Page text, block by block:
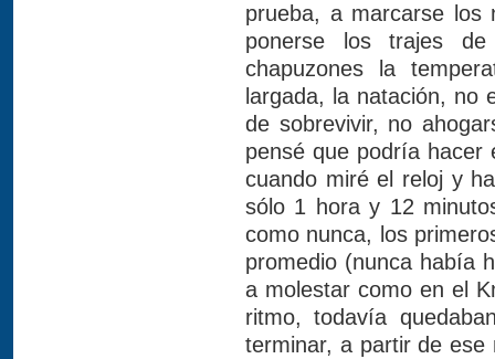
prueba, a marcarse los
ponerse los trajes
chapuzones la
largada, la natación, no
de sobrevivir, no
pensé que podría hacer
cuando miré el reloj y
sólo 1 hora y 12
como nunca, los
promedio (nunca había
a molestar como en el
ritmo, todavía
terminar, a partir de ese